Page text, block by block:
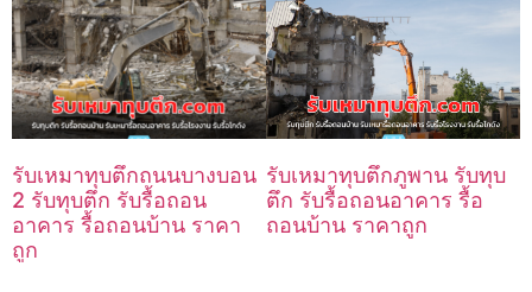
รับเหมาทุบตึกถนนบางบอน
2 รับทุบตึก รับรื้อถอน
อาคาร รื้อถอนบ้าน ราคา
ถูก
รับเหมาทุบตึกภูพาน รับทุบ
ตึก รับรื้อถอนอาคาร รื้อ
ถอนบ้าน ราคาถูก